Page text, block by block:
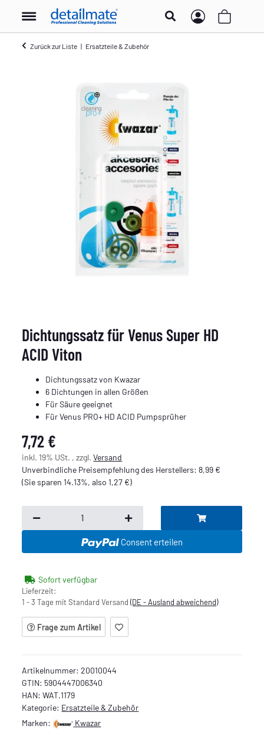
Zurück zur Liste Ersatzteile & Zubehör
Dichtungssatz für Venus Super HD
ACID Viton
Dichtungssatz von Kwazar
6 Dichtungen in allen Größen
Für Säure geeignet
Für Venus PRO+ HD ACID Pumpsprüher
7,72 €
inkl. 19% USt. , zzgl.Versand
Unverbindliche Preisempfehlung des Herstellers:8,99 €
(Sie sparen14.13%, also1,27 €)
Consent erteilen
Sofort verfügbar
Lieferzeit:
1 - 3 Tage mit Standard Versand(DE - Ausland abweichend)
Frage zum Artikel
Artikelnummer:20010044
GTIN: 5904447006340
HAN: WAT.1179
Kategorie: Ersatzteile & Zubehör
Marken:
Kwazar